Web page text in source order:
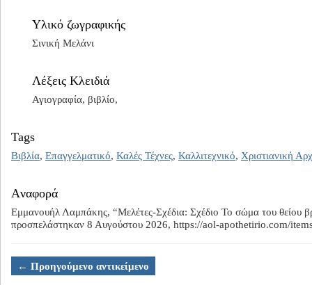
Υλικό ζωγραφικής
Σινική Μελάνι
Λέξεις Κλειδιά
Αγιογραφία, βιβλίο,
Tags
Βιβλία, Επαγγελματικό, Καλές Τέχνες, Καλλιτεχνικό, Χριστιανική
Aναφορά
Εμμανουήλ Λαμπάκης, “Μελέτες-Σχέδια: Σχέδιο Το σώμα του θείου
προσπελάστηκαν 8 Αυγούστου 2026, https://aol-apothetirio.com/
← Προηγούμενο αντικείμενο